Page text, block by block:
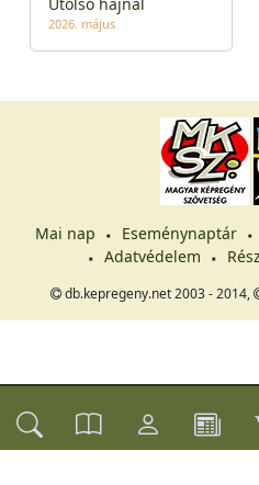
2026. május
Mai nap Eseménynaptár
Adatvédelem
db.kepregeny.net 2003 - 2014,